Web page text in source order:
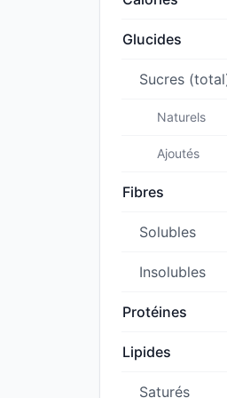
Glucides
Sucres
Naturels
Ajoutés
Fibres
Solubles
Insolubles
Protéines
Lipides
Saturés